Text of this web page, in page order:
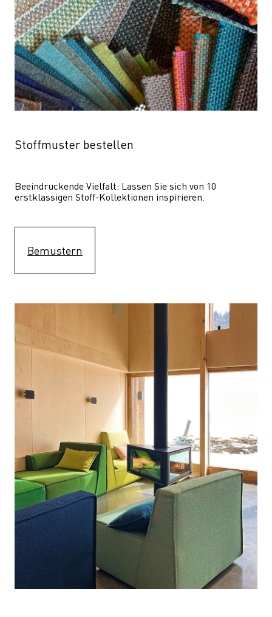
Stoffmuster bestellen
Beeindruckende Vielfalt: Lassen Sie sich von 10
erstklassigen Stoff-Kollektionen inspirieren.
Bemustern